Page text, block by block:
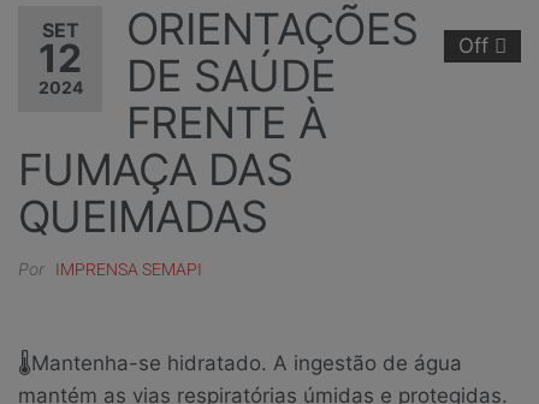
SET
12
2024
Off
ORIENTAÇÕES
DE SAÚDE
FRENTE À
FUMAÇA DAS
QUEIMADAS
Por IMPRENSA SEMAPI
🌡Mantenha-se hidratado. A ingestão de água
mantém as vias respiratórias úmidas e protegidas.